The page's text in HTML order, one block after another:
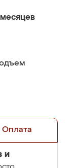
Оплата
и